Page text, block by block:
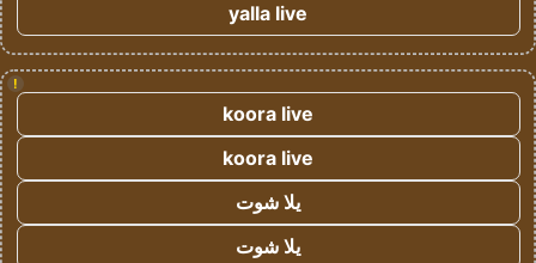
yalla live
!
koora live
koora live
يلا شوت
يلا شوت